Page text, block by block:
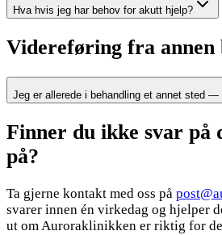
Hva hvis jeg har behov for akutt hjelp?
Videreføring fra annen
Jeg er allerede i behandling et annet sted
Finner du ikke svar på
på?
Ta gjerne kontakt med oss på
svarer innen én virkedag og hjelper
ut om Auroraklinikken er riktig for